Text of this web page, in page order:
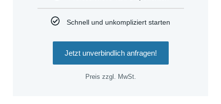
Schnell und unkompliziert starten
Jetzt unverbindlich anfragen!
Preis zzgl. MwSt.